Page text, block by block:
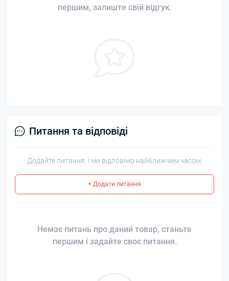
першим, залиште свій відгук.
Питання та відповіді
Додайте питання, і ми відповімо найближчим часом.
+ Додати питання
Немає питань про даний товар, станьте
першим і задайте своє питання.